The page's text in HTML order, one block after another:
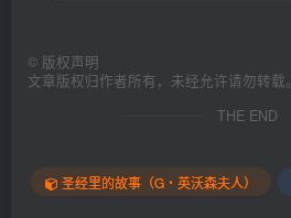
© 版权声明
文章版权归作者所有，未经允许请勿转载。
THE END
圣经里的故事（G‧英沃森夫人）